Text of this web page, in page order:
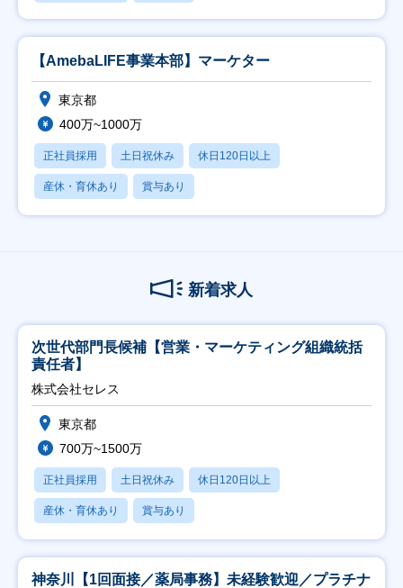
【AmebaLIFE事業本部】マーケター
東京都
400万~1000万
正社員採用 土日祝休み 休日120日以上
産休・育休あり 賞与あり
新着求人
次世代部門長候補【営業・マーケティング組織統括
責任者】
株式会社セレス
東京都
700万~1500万
正社員採用 土日祝休み 休日120日以上
産休・育休あり 賞与あり
神奈川【1回面接／薬局事務】未経験歓迎／プラチナ